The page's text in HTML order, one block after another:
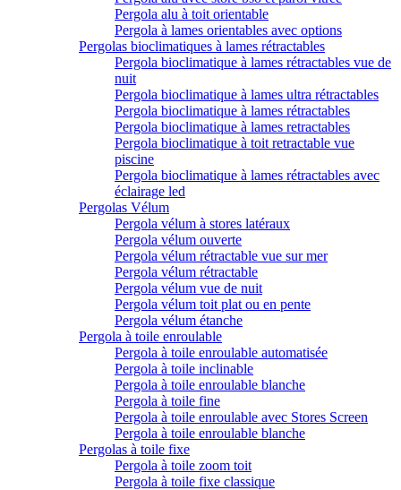
Pergola alu à toit orientable
Pergola à lames orientables avec options
Pergolas bioclimatiques à lames rétractables
Pergola bioclimatique à lames rétractables vue de
nuit
Pergola bioclimatique à lames ultra rétractables
Pergola bioclimatique à lames rétractables
Pergola bioclimatique à lames retractables
Pergola bioclimatique à toit retractable vue
piscine
Pergola bioclimatique à lames rétractables avec
éclairage led
Pergolas Vélum
Pergola vélum à stores latéraux
Pergola vélum ouverte
Pergola vélum rétractable vue sur mer
Pergola vélum rétractable
Pergola vélum vue de nuit
Pergola vélum toit plat ou en pente
Pergola vélum étanche
Pergola à toile enroulable
Pergola à toile enroulable automatisée
Pergola à toile inclinable
Pergola à toile enroulable blanche
Pergola à toile fine
Pergola à toile enroulable avec Stores Screen
Pergola à toile enroulable blanche
Pergolas à toile fixe
Pergola à toile zoom toit
Pergola à toile fixe classique